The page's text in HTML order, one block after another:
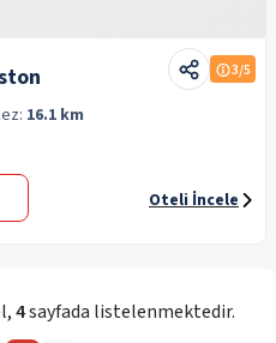
3/5
16.1 km
Oteli İncele
,4sayfada listelenmektedir.